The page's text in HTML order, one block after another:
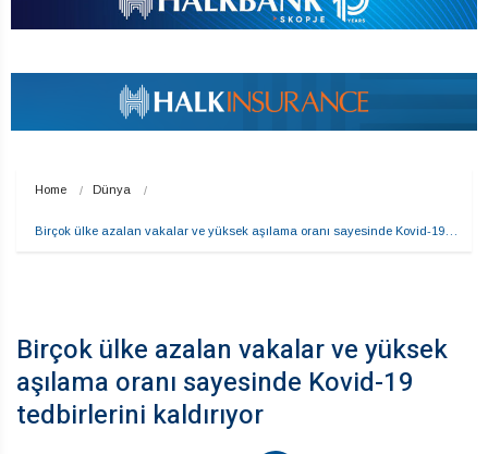
Home Dünya
Birçok ülke azalan vakalar ve yüksek aşılama oranı sayesinde Kovid-19…
Birçok ülke azalan vakalar ve yüksek
aşılama oranı sayesinde Kovid-19
tedbirlerini kaldırıyor